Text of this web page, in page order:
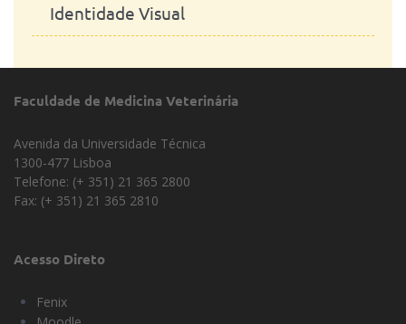
Identidade Visual
Faculdade de Medicina Veterinária
Avenida da Universidade Técnica
1300-477 Lisboa
Telefone: (+ 351) 21 365 2800
Fax: (+ 351) 21 365 2810
Acesso Direto
Fenix